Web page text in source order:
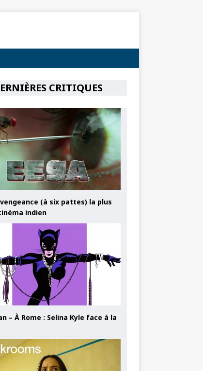
CRITIQUES
vengeance (à six pattes) la plus
indien
– À Rome : Selina Kyle face à la